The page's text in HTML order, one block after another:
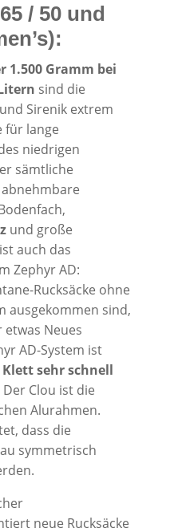
/ 50 und
1.500 Gramm bei
sind die
Sirenik extrem
für lange
niedrigen
sämtliche
und große
auch das
Zephyr AD:
Rucksäcke ohne
ausgekommen sind,
Neues
AD-System ist
sehr schnell
Der Clou ist die
Alurahmen.
dass die
symmetrisch